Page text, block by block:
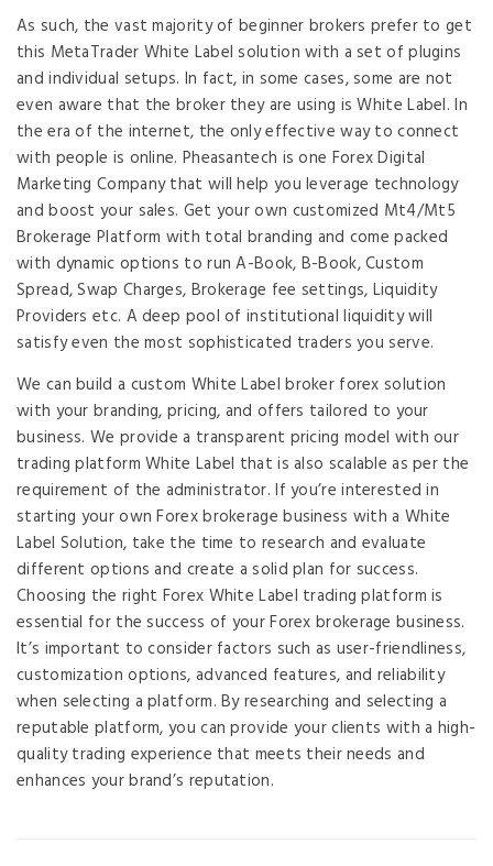
As such, the vast majority of beginner brokers prefer to get
this MetaTrader White Label solution with a set of plugins
and individual setups. In fact, in some cases, some are not
even aware that the broker they are using is White Label. In
the era of the internet, the only effective way to connect
with people is online. Pheasantech is one Forex Digital
Marketing Company that will help you leverage technology
and boost your sales. Get your own customized Mt4/Mt5
Brokerage Platform with total branding and come packed
with dynamic options to run A-Book, B-Book, Custom
Spread, Swap Charges, Brokerage fee settings, Liquidity
Providers etc. A deep pool of institutional liquidity will
satisfy even the most sophisticated traders you serve.
We can build a custom White Label broker forex solution
with your branding, pricing, and offers tailored to your
business. We provide a transparent pricing model with our
trading platform White Label that is also scalable as per the
requirement of the administrator. If you’re interested in
starting your own Forex brokerage business with a White
Label Solution, take the time to research and evaluate
different options and create a solid plan for success.
Choosing the right Forex White Label trading platform is
essential for the success of your Forex brokerage business.
It’s important to consider factors such as user-friendliness,
customization options, advanced features, and reliability
when selecting a platform. By researching and selecting a
reputable platform, you can provide your clients with a high-
quality trading experience that meets their needs and
enhances your brand’s reputation.